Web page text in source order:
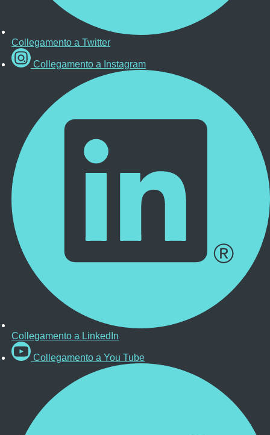
Collegamento a Twitter
Collegamento a Instagram
Collegamento a LinkedIn
Collegamento a You Tube